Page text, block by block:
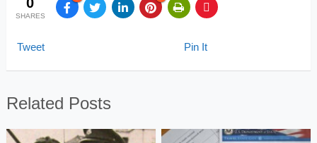
0
SHARES
Tweet Pin It
Related Posts